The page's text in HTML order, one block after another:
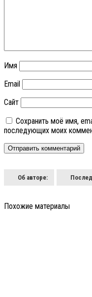
Имя
Email
Сайт
Сохранить моё имя,
последующих моих
Об авторе:
Похожие материалы